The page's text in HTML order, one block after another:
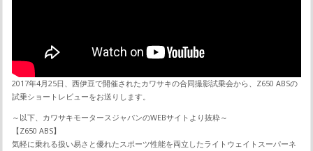
2017年4月25日、西伊豆で開催されたカワサキの合同撮影試乗会から、Z650 ABSの
試乗ショートレビューをお送りします。
～以下、カワサキモータースジャパンのWEBサイトより抜粋～
【Z650 ABS】
気軽に乗れる扱い易さと優れたスポーツ性能を両立したライトウェイトスーパーネ